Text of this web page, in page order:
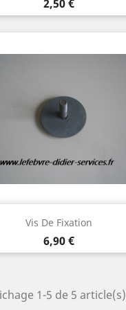
2,50 €
Vis De Fixation
Prix
6,90 €
Aperçu rapide
1-5 de 5 article(s)